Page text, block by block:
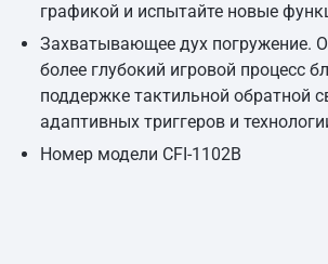
графикой и испытайте новые
Захватывающее дух погружение.
более глубокий игровой процесс
поддержке тактильной обратной
адаптивных триггеров и
Номер модели CFI-1102B